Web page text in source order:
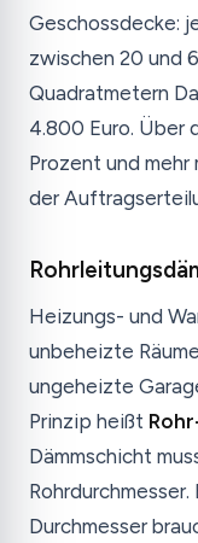
Geschossdecke:
zwischen 20 und
Quadratmetern
4.800 Euro. Über
Prozent und mehr
der
Heizungs- und
unbeheizte
ungeheizte
Prinzip heißt
Dämmschicht
Durchmesser